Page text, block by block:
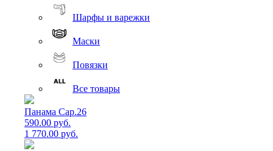
Шарфы и варежки
Маски
Повязки
Все товары
Панама Cap.26
590.00 руб.
1 770.00 руб.